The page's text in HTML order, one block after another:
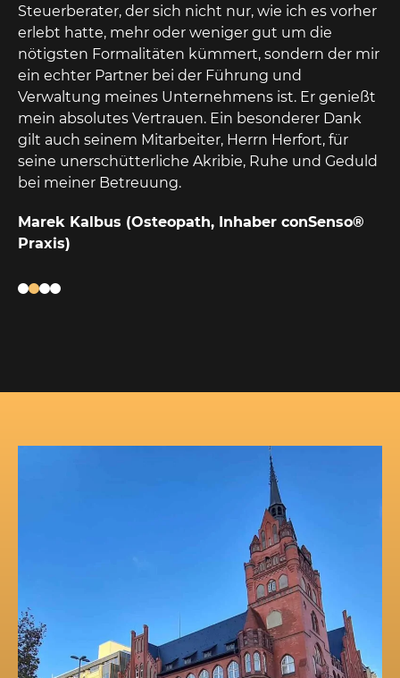
Steuerberater, der sich nicht nur, wie ich es vorher
erlebt hatte, mehr oder weniger gut um die
nötigsten Formalitäten kümmert, sondern der mir
ein echter Partner bei der Führung und
Verwaltung meines Unternehmens ist. Er genießt
mein absolutes Vertrauen. Ein besonderer Dank
gilt auch seinem Mitarbeiter, Herrn Herfort, für
seine unerschütterliche Akribie, Ruhe und Geduld
bei meiner Betreuung.
Marek Kalbus (Osteopath, Inhaber conSenso®
Praxis)